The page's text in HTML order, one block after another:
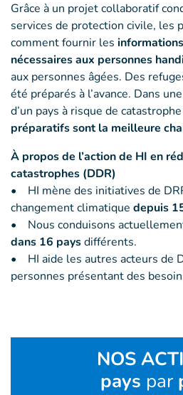
Grâce à un projet collaboratif
services de protection civile, les
comment fournir les
nécessaires aux personnes
aux personnes âgées. Des
été préparés à l’avance. Dans
d’un pays à risque de
préparatifs sont la meilleure
À propos de l’action de HI en
catastrophes (DDR)
• HI mène des initiatives de
changement climatique depuis
• Nous conduisons
dans 16 paysdifférents.
• HI aide les autres acteurs de
personnes présentant des
NOS
pays par